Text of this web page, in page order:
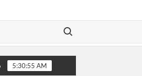
Search for:
одобрената програма за
5:30:56 AM